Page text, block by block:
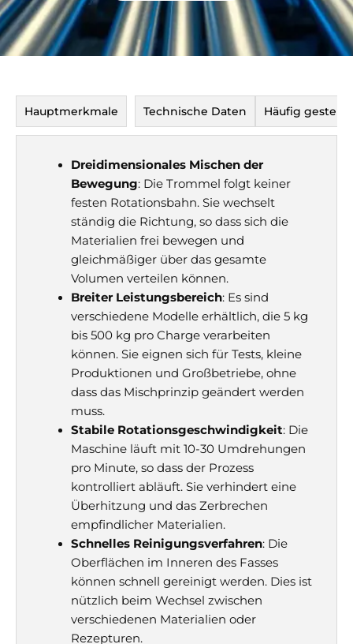
Hauptmerkmale Technische Daten Häufig
Dreidimensionales Mischen der
Bewegung: Die Trommel folgt keiner
festen Rotationsbahn. Sie wechselt
ständig die Richtung, so dass sich die
Materialien frei bewegen und
gleichmäßiger über das gesamte
Volumen verteilen können.
Breiter Leistungsbereich: Es sind
verschiedene Modelle erhältlich, die 5 kg
bis 500 kg pro Charge verarbeiten
können. Sie eignen sich für Tests, kleine
Produktionen und Großbetriebe, ohne
dass das Mischprinzip geändert werden
muss.
Stabile Rotationsgeschwindigkeit: Die
Maschine läuft mit 10-30 Umdrehungen
pro Minute, so dass der Prozess
kontrolliert abläuft. Sie verhindert eine
Überhitzung und das Zerbrechen
empfindlicher Materialien.
Schnelles Reinigungsverfahren: Die
Oberflächen im Inneren des Fasses
können schnell gereinigt werden. Dies ist
nützlich beim Wechsel zwischen
verschiedenen Materialien oder
Rezepturen.